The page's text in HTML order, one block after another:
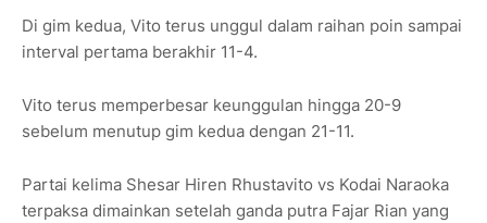
Di gim kedua, Vito terus unggul dalam raihan poin sampai
interval pertama berakhir 11-4.
Vito terus memperbesar keunggulan hingga 20-9
sebelum menutup gim kedua dengan 21-11.
Partai kelima Shesar Hiren Rhustavito vs Kodai Naraoka
terpaksa dimainkan setelah ganda putra Fajar Rian yang